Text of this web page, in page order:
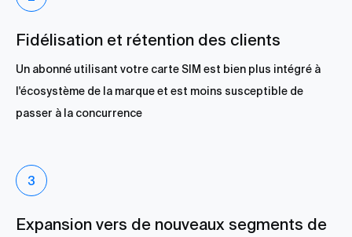
Fidélisation et rétention des clients
Un abonné utilisant votre carte SIM est bien plus intégré à
l'écosystème de la marque et est moins susceptible de
passer à la concurrence
Expansion vers de nouveaux segments de